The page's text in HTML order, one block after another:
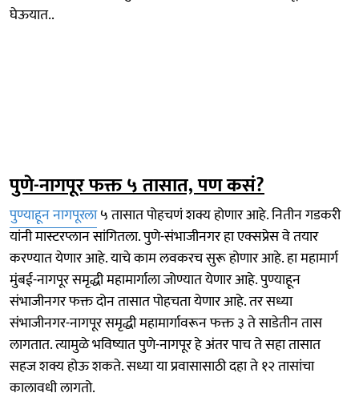
घेऊयात..
पुणे-नागपूर फक्त ५ तासात, पण कसं?
पुण्याहून नागपूरला५ तासात पोहचणं शक्य होणार आहे. नितीन गडकरी
यांनी मास्टरप्लान सांगितला. पुणे-संभाजीनगर हा एक्सप्रेस वे तयार
करण्यात येणार आहे. याचे काम लवकरच सुरू होणार आहे. हा महामार्ग
मुंबई-नागपूर समृद्धी महामार्गाला जोण्यात येणार आहे. पुण्याहून
संभाजीनगर फक्त दोन तासात पोहचता येणार आहे. तर सध्या
संभाजीनगर-नागपूर समृद्धी महामार्गावरून फक्त ३ ते साडेतीन तास
लागतात. त्यामुळे भविष्यात पुणे-नागपूर हे अंतर पाच ते सहा तासात
सहज शक्य होऊ शकते. सध्या या प्रवासासाठी दहा ते १२ तासांचा
कालावधी लागतो.